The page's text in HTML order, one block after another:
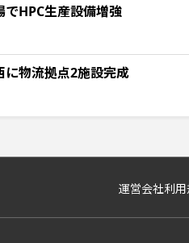
でHPC生産設備増強
に物流拠点2施設完成
運営会社利